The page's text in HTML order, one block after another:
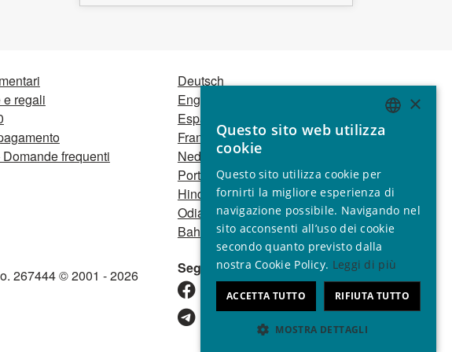
e regali
frequenti
Deutsch
English
Español
Français
Nederlands
Português
Hindi
Odia
Bahasa Indonesia
Seguici
267444 © 2001 - 2026
ENGLISH
SPANISH
FRENCH
ITALIAN
PORTUGUESE
×
Questo sito web utilizza
cookie
Questo sito utilizza cookie per
fornirti la migliore esperienza di
navigazione possibile. Navigando nel
sito acconsenti all’uso dei cookie
secondo quanto previsto dalla
nostra Cookie Policy. Leggi di più
ACCETTA TUTTO RIFIUTA TUTTO
MOSTRA DETTAGLI